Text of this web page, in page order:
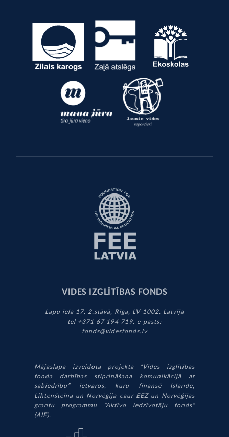
VIDES IZGLĪTĪBAS FONDS
Lapu iela 17, 2.stāvā, Rīga, LV-1002, Latvija
tel +371 67 194 719, e-pasts:
fonds@videsfonds.lv
Mājaslapa izveidota projekta “Vides izglītības
fonda darbības stiprināšana komunikācijā ar
sabiedrību” ietvaros, kuru finansē Islande,
Lihtenšteina un Norvēģija caur EEZ un Norvēģijas
grantu programmu "Aktīvo iedzīvotāju fonds"
(AIF).